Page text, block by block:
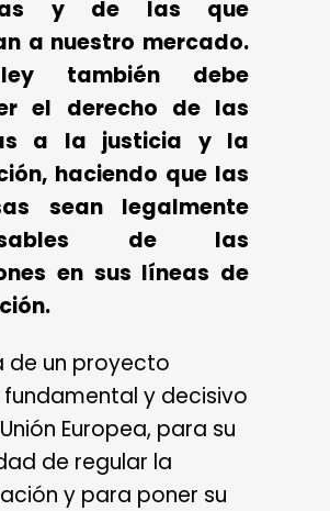
y de las que
a nuestro mercado.
también debe
el derecho de las
a la justicia y la
haciendo que las
sean legalmente
de las
en sus líneas de
de un proyecto
y decisivo
Europea, para su
de regular la
y para poner su